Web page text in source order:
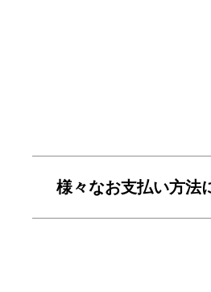
様々なお支払い方法